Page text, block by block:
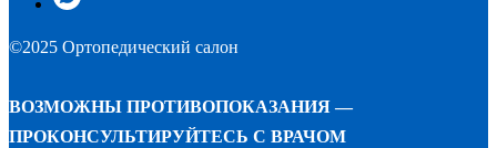
©2025 Ортопедический салон
ВОЗМОЖНЫ ПРОТИВОПОКАЗАНИЯ —
ПРОКОНСУЛЬТИРУЙТЕСЬ С ВРАЧОМ